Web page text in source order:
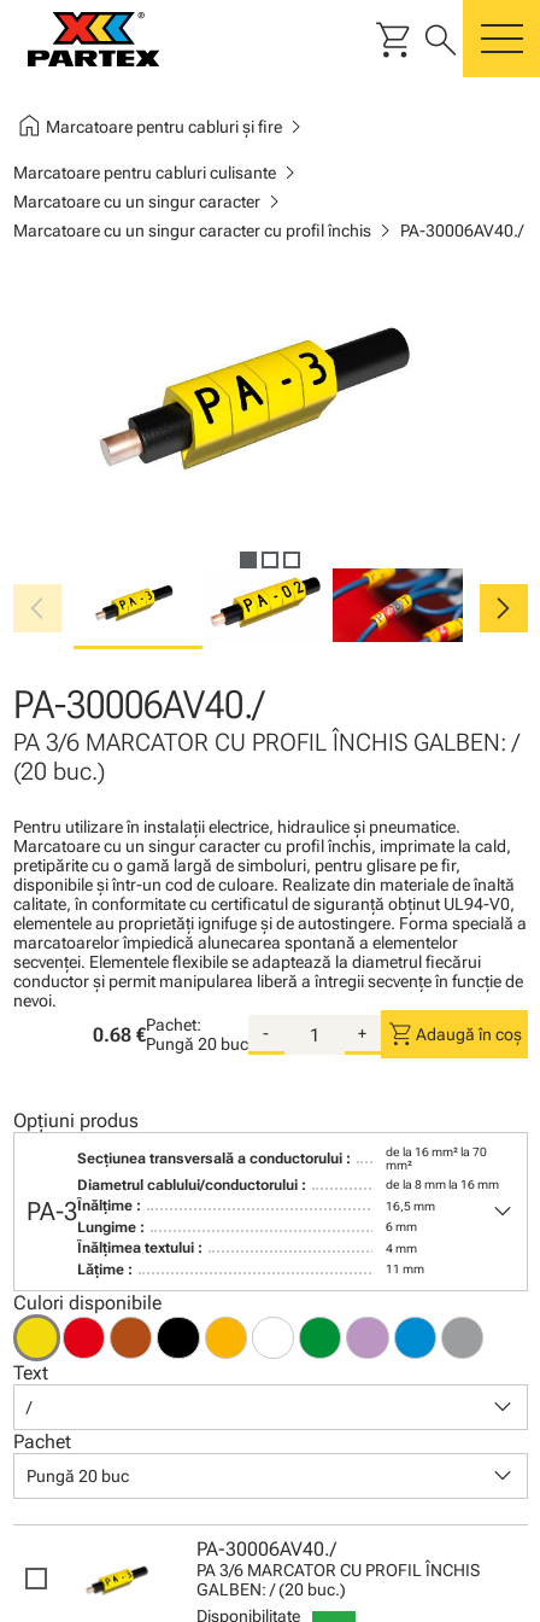
shopping_cart search
home Marcatoare pentru cabluri și firechevron_right
Marcatoare pentru cabluri culisantechevron_right
Marcatoare cu un singur caracterchevron_right
Marcatoare cu un singur caracter cu profil închischevron_right PA-30006AV40./
chevron_left chevron_right
PA-30006AV40./
PA 3/6 MARCATOR CU PROFIL ÎNCHIS GALBEN: /
(20 buc.)
Pentru utilizare în instalaţii electrice, hidraulice şi pneumatice.
Marcatoare cu un singur caracter cu profil închis, imprimate la cald,
pretipărite cu o gamă largă de simboluri, pentru glisare pe fir,
disponibile şi într-un cod de culoare. Realizate din materiale de înaltă
calitate, în conformitate cu certificatul de siguranţă obţinut UL94-V0,
elementele au proprietăţi ignifuge şi de autostingere. Forma specială a
marcatoarelor împiedică alunecarea spontană a elementelor
secvenţei. Elementele flexibile se adaptează la diametrul fiecărui
conductor şi permit manipularea liberă a întregii secvenţe în funcţie de
nevoi.
0.68 €Pachet:
Pungă 20 buc
- + shopping_cart Adaugă în coș
Opțiuni produs
PA-3
Secţiunea transversală a conductorului :
de la 16 mm² la 70
mm²
Diametrul cablului/conductorului : de la 8 mm la 16 mm
Înălţime : 16,5 mm
Lungime : 6 mm
Înălţimea textului : 4 mm
Lăţime : 11 mm
keyboard_arrow_down
Culori disponibile
Text
/ keyboard_arrow_down
Pachet
Pungă 20 buc keyboard_arrow_down
PA-30006AV40./
PA 3/6 MARCATOR CU PROFIL ÎNCHIS
GALBEN: / (20 buc.)
Disponibilitate